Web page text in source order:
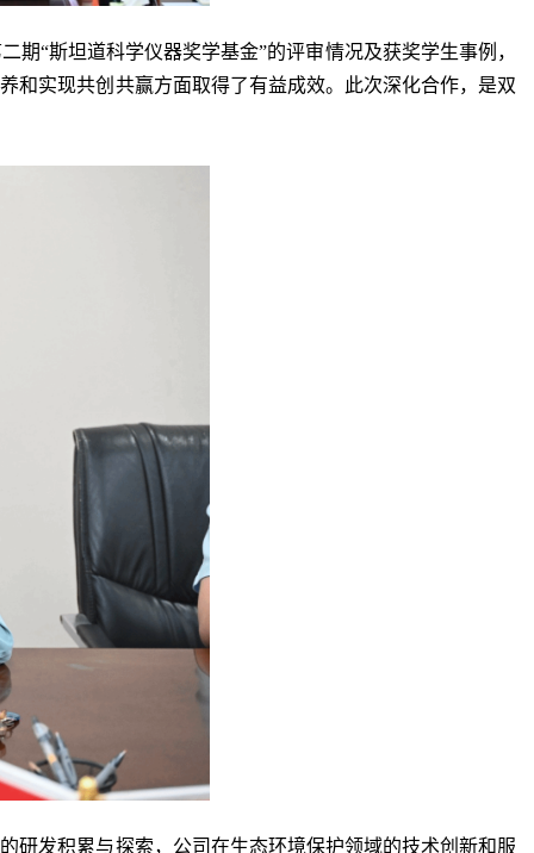
“斯坦道科学仪器奖学基金”的评审情况及获奖学生事例，
和实现共创共赢方面取得了有益成效。此次深化合作，是双
研发积累与探索，公司在生态环境保护领域的技术创新和服